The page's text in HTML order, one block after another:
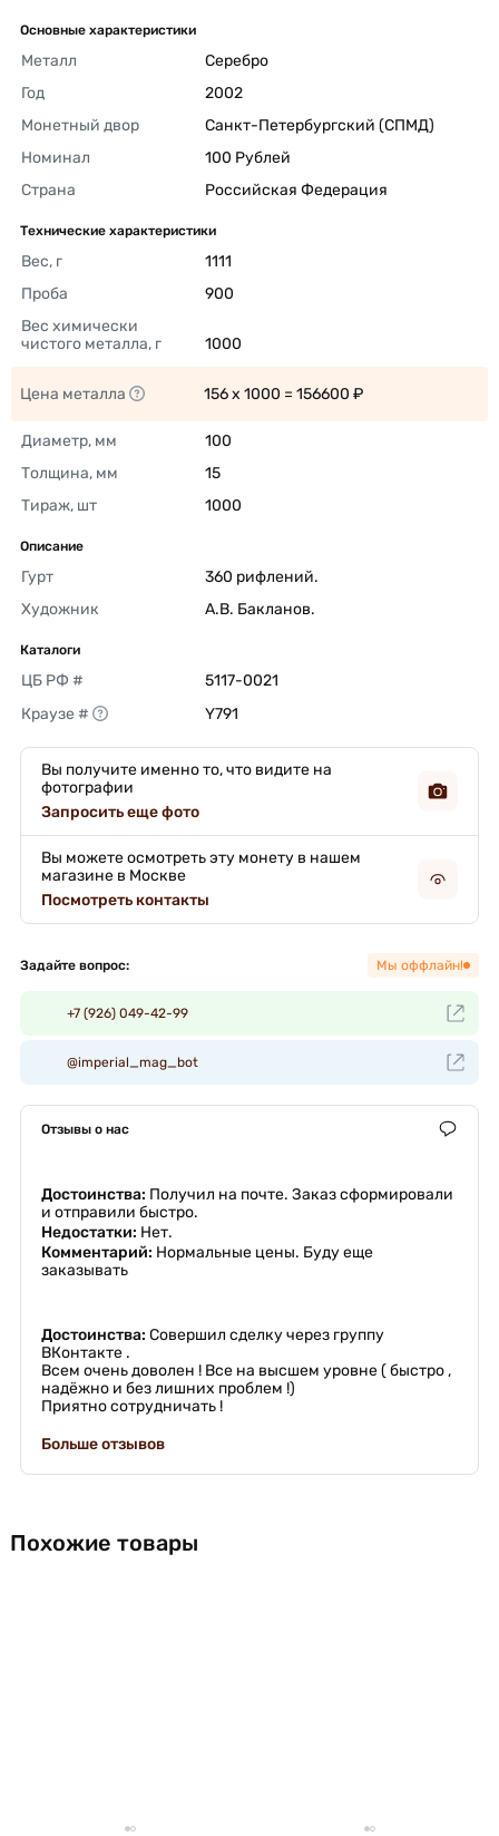
Основные характеристики
Металл
Серебро
Год
2002
Монетный двор
Санкт-Петербургский (СПМД)
Номинал
100 Рублей
Страна
Российская Федерация
Технические характеристики
Вес, г
1111
Проба
900
Вес химически
чистого металла, г
1000
Цена металла 156 x 1000 = 156600 ₽
Диаметр, мм
100
Толщина, мм
15
Тираж, шт
1000
Описание
Гурт
360 рифлений.
Художник
А.В. Бакланов.
Каталоги
ЦБ РФ #
5117-0021
Краузе #
Y791
Вы получите именно то, что видите на
фотографии
Запросить еще фото
Вы можете осмотреть эту монету в нашем
магазине в Москве
Посмотреть контакты
Задайте вопрос: Мы оффлайн!
+7 (926) 049-42-99
@imperial_mag_bot
Отзывы о нас
Достоинства: Получил на почте. Заказ сформировали
и отправили быстро.
Недостатки: Нет.
Комментарий: Нормальные цены. Буду еще
заказывать
Достоинства: Совершил сделку через группу
ВКонтакте .
Всем очень доволен ! Все на высшем уровне ( быстро ,
надёжно и без лишних проблем !)
Приятно сотрудничать !
Больше отзывов
Похожие товары